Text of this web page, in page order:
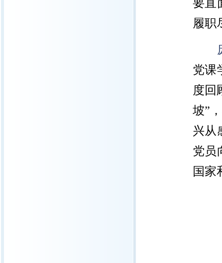
要直
履职
党课
度回
坡”
兴从
党员
国家